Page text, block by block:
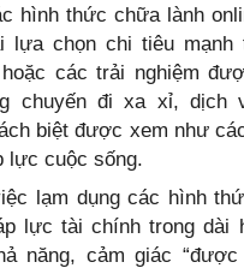
hình thức chữa lành
lựa chọn chi tiêu mạnh
các trải nghiệm
chuyến đi xa xỉ, dịch
biệt được xem như
lực cuộc sống.
lạm dụng các hình
lực tài chính trong dài
năng, cảm giác “được